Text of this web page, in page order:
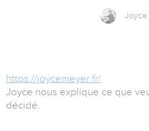
Joyce
https://joycemeyer.fr/
Joyce nous explique ce que
décidé.